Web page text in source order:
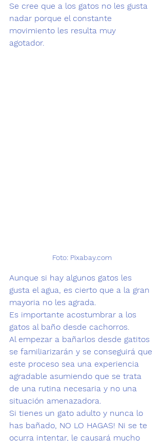
Se cree que a los gatos no les gusta
nadar porque el constante
movimiento les resulta muy
agotador.
Foto: Pixabay.com
Aunque si hay algunos gatos les
gusta el agua, es cierto que a la gran
mayoria no les agrada.
Es importante acostumbrar a los
gatos al baño desde cachorros.
Al empezar a bañarlos desde gatitos
se familiarizarán y se conseguirá que
este proceso sea una experiencia
agradable asumiendo que se trata
de una rutina necesaria y no una
situación amenazadora.
Si tienes un gato adulto y nunca lo
has bañado, NO LO HAGAS! Ni se te
ocurra intentar, le causará mucho